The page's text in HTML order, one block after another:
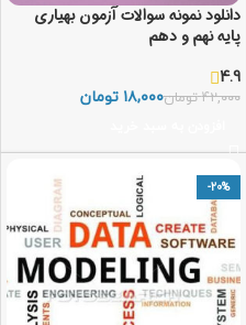
دانلود نمونه سوالات آزمون بهیاری
پایه نهم و دهم
4.9
۴۲,۰۰۰تومان۱۸,۰۰۰ تومان
-20%